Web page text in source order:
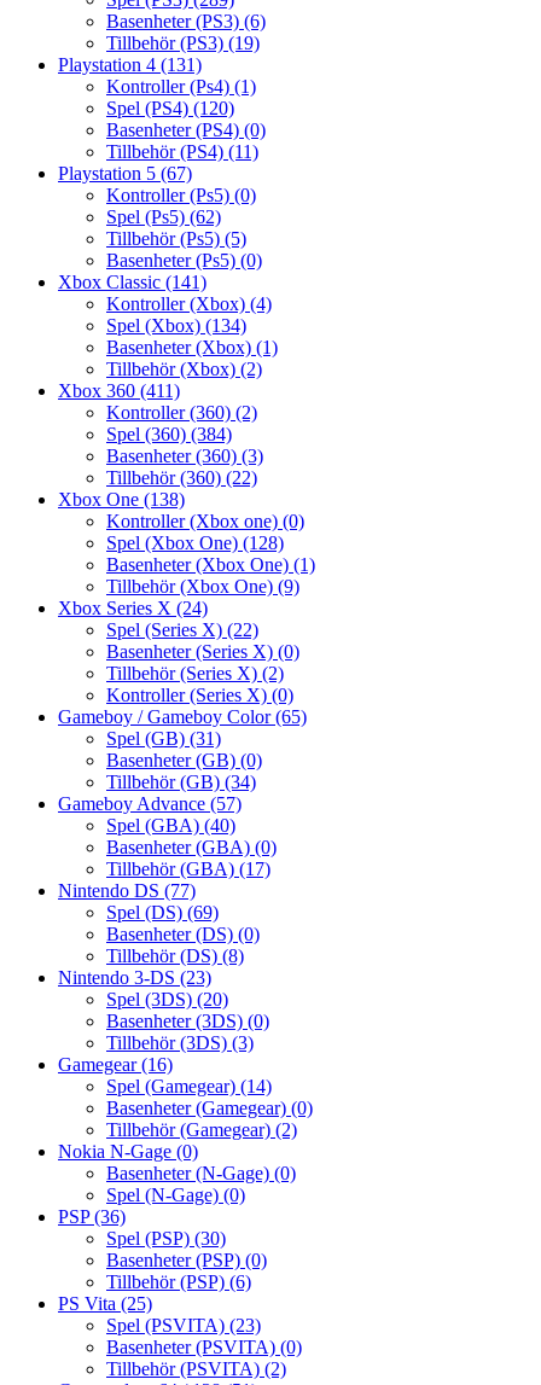
Basenheter (PS3) (6)
Tillbehör (PS3) (19)
Playstation 4 (131)
Kontroller (Ps4) (1)
Spel (PS4) (120)
Basenheter (PS4) (0)
Tillbehör (PS4) (11)
Playstation 5 (67)
Kontroller (Ps5) (0)
Spel (Ps5) (62)
Tillbehör (Ps5) (5)
Basenheter (Ps5) (0)
Xbox Classic (141)
Kontroller (Xbox) (4)
Spel (Xbox) (134)
Basenheter (Xbox) (1)
Tillbehör (Xbox) (2)
Xbox 360 (411)
Kontroller (360) (2)
Spel (360) (384)
Basenheter (360) (3)
Tillbehör (360) (22)
Xbox One (138)
Kontroller (Xbox one) (0)
Spel (Xbox One) (128)
Basenheter (Xbox One) (1)
Tillbehör (Xbox One) (9)
Xbox Series X (24)
Spel (Series X) (22)
Basenheter (Series X) (0)
Tillbehör (Series X) (2)
Kontroller (Series X) (0)
Gameboy / Gameboy Color(65)
Spel (GB) (31)
Basenheter (GB) (0)
Tillbehör (GB) (34)
Gameboy Advance (57)
Spel (GBA) (40)
Basenheter (GBA) (0)
Tillbehör (GBA) (17)
Nintendo DS (77)
Spel (DS) (69)
Basenheter (DS) (0)
Tillbehör (DS) (8)
Nintendo 3-DS (23)
Spel (3DS) (20)
Basenheter (3DS) (0)
Tillbehör (3DS) (3)
Gamegear(16)
Spel (Gamegear) (14)
Basenheter (Gamegear) (0)
Tillbehör (Gamegear) (2)
Nokia N-Gage (0)
Basenheter (N-Gage) (0)
Spel (N-Gage) (0)
PSP(36)
Spel (PSP) (30)
Basenheter (PSP) (0)
Tillbehör (PSP) (6)
PS Vita (25)
Spel (PSVITA) (23)
Basenheter (PSVITA) (0)
Tillbehör (PSVITA) (2)